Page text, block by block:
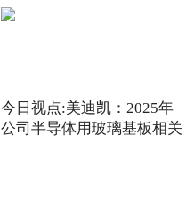
今日视点:美迪凯：2025年
公司半导体用玻璃基板相关